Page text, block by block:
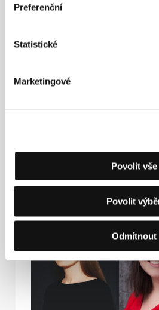
Preferenční
Statistické
Marketingové
Povolit vše
Povolit
Odmítnout
Lisa Bierwirth
Passi Balende
Jonas
Producer